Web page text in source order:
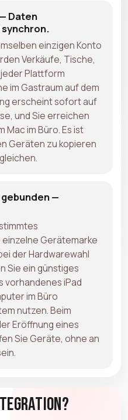
Daten
einzigen Konto
Verkäufe, Tische,
Plattform
im Gastraum auf dem
erscheint sofort auf
und Sie erreichen
Mac im Büro. Es ist
Geräten zu kopieren
gebunden —
Gerätemarke
der Hardwarewahl
Sie ein günstiges
vorhandenes iPad
im Büro
nutzen. Beim
Eröffnung eines
Sie Geräte, ohne an